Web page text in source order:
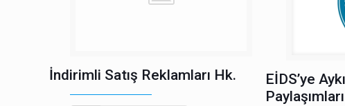
İndirimli Satış Reklamları Hk.
EİDS’ye